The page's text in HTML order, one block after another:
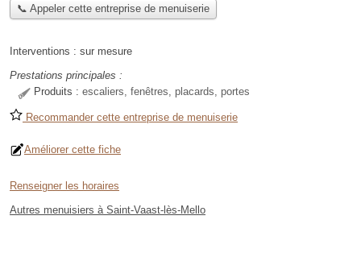
📞 Appeler cette entreprise de menuiserie
Interventions : sur mesure
Prestations principales :
Produits : escaliers, fenêtres, placards, portes
Recommander cette entreprise de menuiserie
Améliorer cette fiche
Renseigner les horaires
Autres menuisiers à Saint-Vaast-lès-Mello